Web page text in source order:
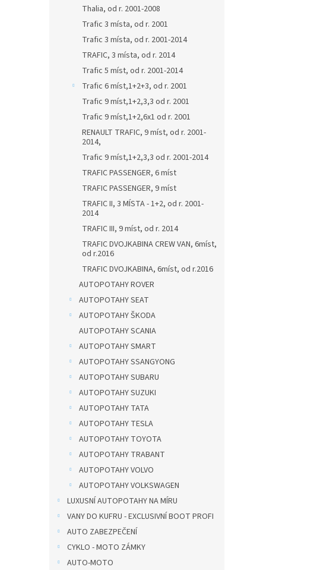
Thalia, od r. 2001-2008
Trafic 3 místa, od r. 2001
Trafic 3 místa, od r. 2001-2014
TRAFIC, 3 místa, od r. 2014
Trafic 5 míst, od r. 2001-2014
Trafic 6 míst,1+2+3, od r. 2001
Trafic 9 míst,1+2,3,3 od r. 2001
Trafic 9 míst,1+2,6x1 od r. 2001
RENAULT TRAFIC, 9 míst, od r. 2001-
2014,
Trafic 9 míst,1+2,3,3 od r. 2001-2014
TRAFIC PASSENGER, 6 míst
TRAFIC PASSENGER, 9 míst
TRAFIC II, 3 MÍSTA - 1+2, od r. 2001-
2014
TRAFIC III, 9 míst, od r. 2014
TRAFIC DVOJKABINA CREW VAN, 6míst,
od r.2016
TRAFIC DVOJKABINA, 6míst, od r.2016
AUTOPOTAHY ROVER
AUTOPOTAHY SEAT
AUTOPOTAHY ŠKODA
AUTOPOTAHY SCANIA
AUTOPOTAHY SMART
AUTOPOTAHY SSANGYONG
AUTOPOTAHY SUBARU
AUTOPOTAHY SUZUKI
AUTOPOTAHY TATA
AUTOPOTAHY TESLA
AUTOPOTAHY TOYOTA
AUTOPOTAHY TRABANT
AUTOPOTAHY VOLVO
AUTOPOTAHY VOLKSWAGEN
LUXUSNÍ AUTOPOTAHY NA MÍRU
VANY DO KUFRU - EXCLUSIVNÍ BOOT PROFI
AUTO ZABEZPEČENÍ
CYKLO - MOTO ZÁMKY
AUTO-MOTO